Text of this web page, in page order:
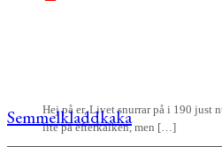
Hej på er, Livet snurrar på i 190 just
lite på efterkälken, men […]
Semmelkladdkaka